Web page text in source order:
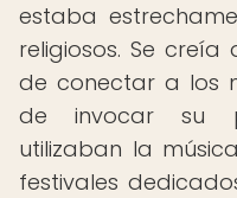
estaba
religiosos. Se
de conectar a los
de invocar su
utilizaban la
festivales